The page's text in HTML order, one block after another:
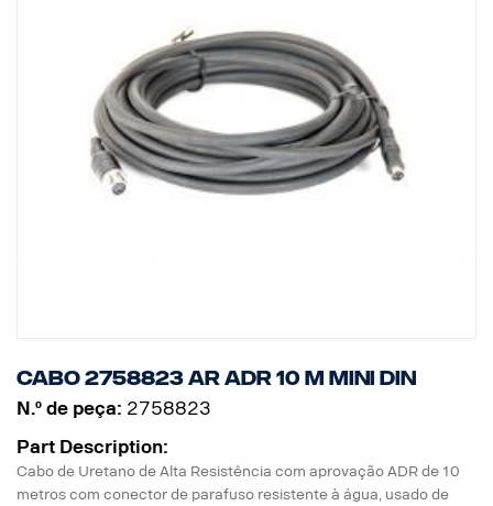
Cabo 2758823 AR ADR 10 m MINI DIN
N.º de peça: 2758823
Part Description:
Cabo de Uretano de Alta Resistência com aprovação ADR de 10
metros com conector de parafuso resistente à água, usado de